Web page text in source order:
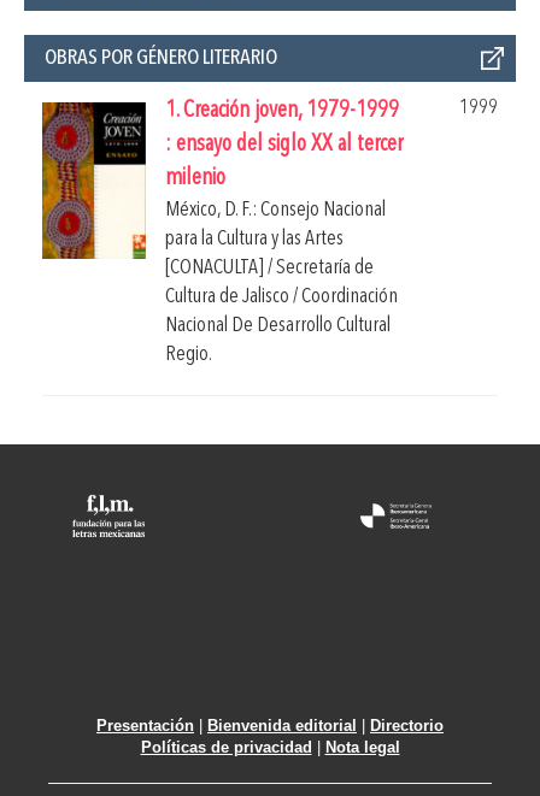
OBRAS POR GÉNERO LITERARIO
1. Creación joven, 1979-1999
: ensayo del siglo XX al tercer
milenio
1999
México, D. F.: Consejo Nacional
para la Cultura y las Artes
[CONACULTA] / Secretaría de
Cultura de Jalisco / Coordinación
Nacional De Desarrollo Cultural
Regio.
Presentación Bienvenida editorial
Directorio
Políticas de privacidad
Nota legal